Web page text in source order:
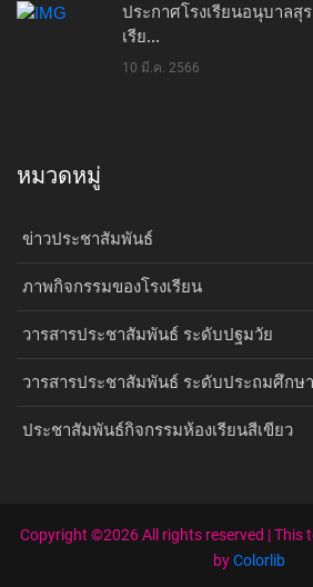
ประกาศโรงเรียนอนุบาลสุ
เรีย...
10 มี.ค. 2566
หมวดหมู่
ข่าวประชาสัมพันธ์
ภาพกิจกรรมของโรงเรียน
วารสารประชาสัมพันธ์ ระดับปฐมวัย
วารสารประชาสัมพันธ์ ระดับประถมศึกษา
ประชาสัมพันธ์กิจกรรมห้องเรียนสีเขียว
Copyright ©2026 All rights reserved | This
byColorlib